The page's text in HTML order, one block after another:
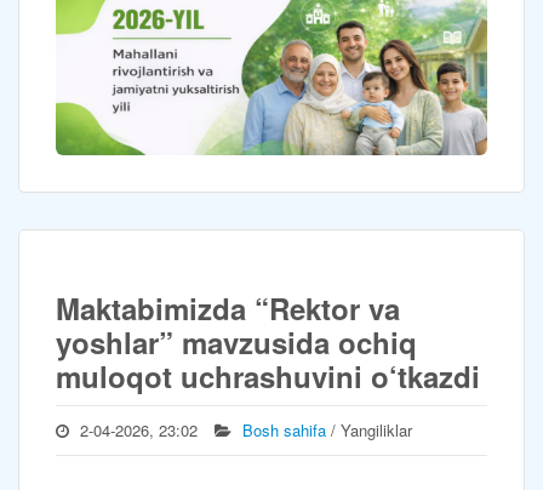
Maktabimizda “Rektor va
yoshlar” mavzusida ochiq
muloqot uchrashuvini o‘tkazdi
2-04-2026, 23:02 Bosh sahifa / Yangiliklar